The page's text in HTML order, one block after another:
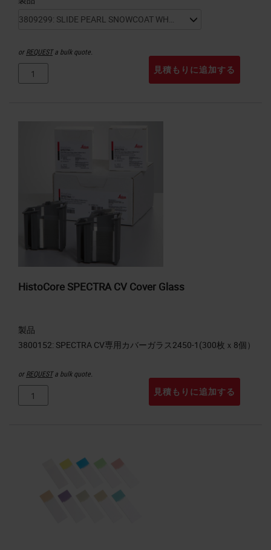
orREQUESTa bulk quote.
見積もりに追加する
HistoCore SPECTRA CV Cover Glass
製品
orREQUESTa bulk quote.
見積もりに追加する